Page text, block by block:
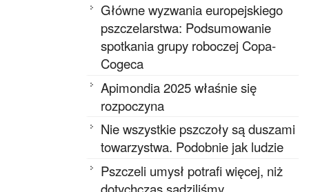
Główne wyzwania europejskiego
pszczelarstwa: Podsumowanie
spotkania grupy roboczej Copa-
Cogeca
Apimondia 2025 właśnie się
rozpoczyna
Nie wszystkie pszczoły są duszami
towarzystwa. Podobnie jak ludzie
Pszczeli umysł potrafi więcej, niż
dotychczas sądziliśmy